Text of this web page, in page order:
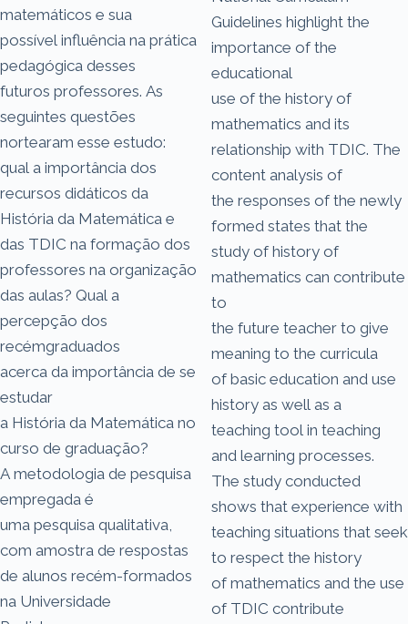
matemáticos e sua
possível influência na prática
pedagógica desses
futuros professores. As
seguintes questões
nortearam esse estudo:
qual a importância dos
recursos didáticos da
História da Matemática e
das TDIC na formação dos
professores na organização
das aulas? Qual a
percepção dos
recémgraduados
acerca da importância de se
estudar
a História da Matemática no
curso de graduação?
A metodologia de pesquisa
empregada é
uma pesquisa qualitativa,
com amostra de respostas
de alunos recém-formados
na Universidade
Guidelines highlight the
importance of the
educational
use of the history of
mathematics and its
relationship with TDIC. The
content analysis of
the responses of the newly
formed states that the
study of history of
mathematics can contribute
to
the future teacher to give
meaning to the curricula
of basic education and use
history as well as a
teaching tool in teaching
and learning processes.
The study conducted
shows that experience with
teaching situations that seek
to respect the history
of mathematics and the use
of TDIC contribute